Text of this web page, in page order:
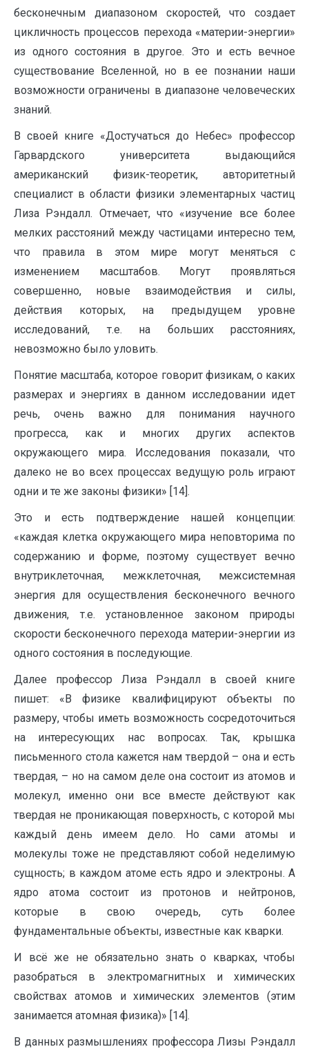
бесконечным диапазоном скоростей, что создает
цикличность процессов перехода «материи-энергии»
из одного состояния в другое. Это и есть вечное
существование Вселенной, но в ее познании наши
возможности ограничены в диапазоне человеческих
знаний.
В своей книге «Достучаться до Небес» профессор
Гарвардского университета выдающийся
американский физик-теоретик, авторитетный
специалист в области физики элементарных частиц
Лиза Рэндалл. Отмечает, что «изучение все более
мелких расстояний между частицами интересно тем,
что правила в этом мире могут меняться с
изменением масштабов. Могут проявляться
совершенно, новые взаимодействия и силы,
действия которых, на предыдущем уровне
исследований, т.е. на больших расстояниях,
невозможно было уловить.
Понятие масштаба, которое говорит физикам, о каких
размерах и энергиях в данном исследовании идет
речь, очень важно для понимания научного
прогресса, как и многих других аспектов
окружающего мира. Исследования показали, что
далеко не во всех процессах ведущую роль играют
одни и те же законы физики» [14].
Это и есть подтверждение нашей концепции:
«каждая клетка окружающего мира неповторима по
содержанию и форме, поэтому существует вечно
внутриклеточная, межклеточная, межсистемная
энергия для осуществления бесконечного вечного
движения, т.е. установленное законом природы
скорости бесконечного перехода материи-энергии из
одного состояния в последующие.
Далее профессор Лиза Рэндалл в своей книге
пишет: «В физике квалифицируют объекты по
размеру, чтобы иметь возможность сосредоточиться
на интересующих нас вопросах. Так, крышка
письменного стола кажется нам твердой – она и есть
твердая, – но на самом деле она состоит из атомов и
молекул, именно они все вместе действуют как
твердая не проникающая поверхность, с которой мы
каждый день имеем дело. Но сами атомы и
молекулы тоже не представляют собой неделимую
сущность; в каждом атоме есть ядро и электроны. А
ядро атома состоит из протонов и нейтронов,
которые в свою очередь, суть более
фундаментальные объекты, известные как кварки.
И всё же не обязательно знать о кварках, чтобы
разобраться в электромагнитных и химических
свойствах атомов и химических элементов (этим
занимается атомная физика)» [14].
В данных размышлениях профессора Лизы Рэндалл